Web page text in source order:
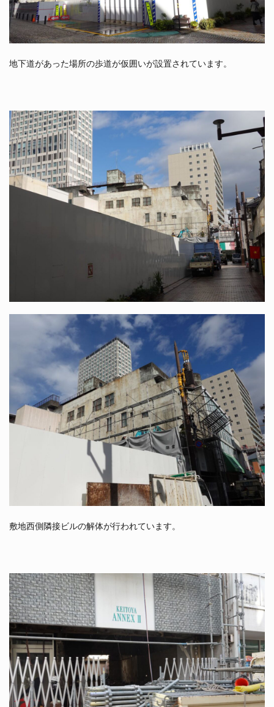
地下道があった場所の歩道が仮囲いが設置されています。
敷地西側隣接ビルの解体が行われています。